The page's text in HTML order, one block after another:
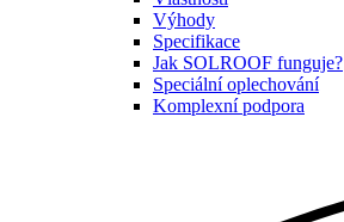
Výhody
Specifikace
Jak SOLROOF funguje?
Speciální oplechování
Komplexní podpora